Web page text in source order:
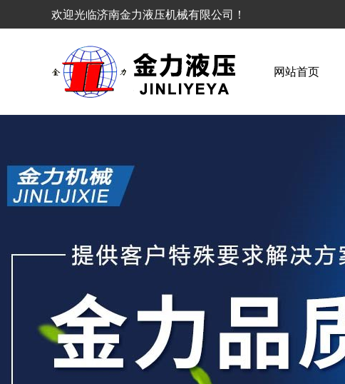
欢迎光临济南金力液压机械有限公司！
网站首页